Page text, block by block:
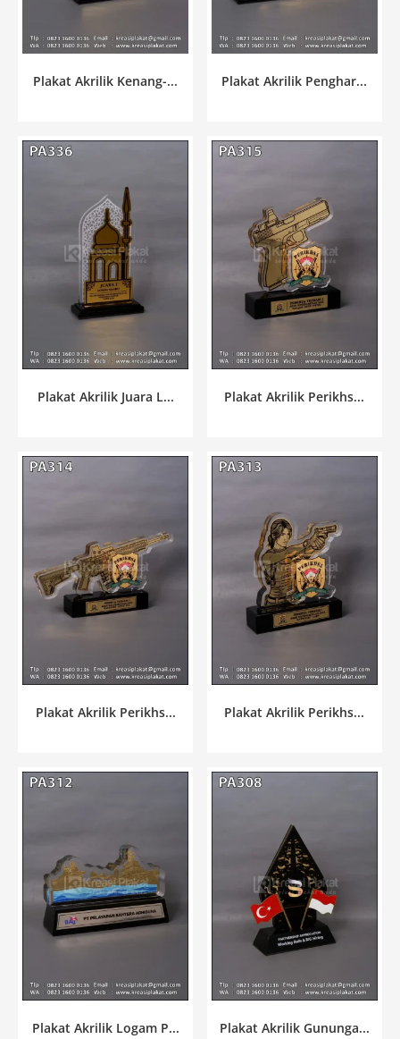
Plakat Akrilik Kenang-... Plakat Akrilik Penghar...
Plakat Akrilik Juara L... Plakat Akrilik Perikhs...
Plakat Akrilik Perikhs... Plakat Akrilik Perikhs...
Plakat Akrilik Logam P... Plakat Akrilik Gununga...